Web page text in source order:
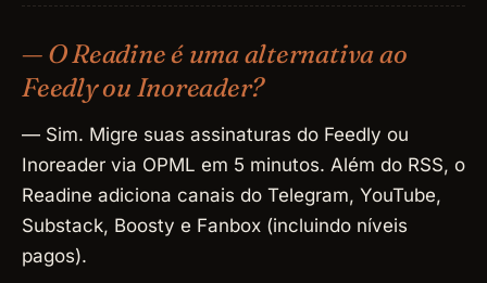
— O Readine é uma alternativa ao
Feedly ou Inoreader?
— Sim. Migre suas assinaturas do Feedly ou
Inoreader via OPML em 5 minutos. Além do RSS, o
Readine adiciona canais do Telegram, YouTube,
Substack, Boosty e Fanbox (incluindo níveis
pagos).